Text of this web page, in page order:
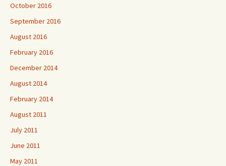
October 2016
September 2016
August 2016
February 2016
December 2014
August 2014
February 2014
August 2011
July 2011
June 2011
May 2011